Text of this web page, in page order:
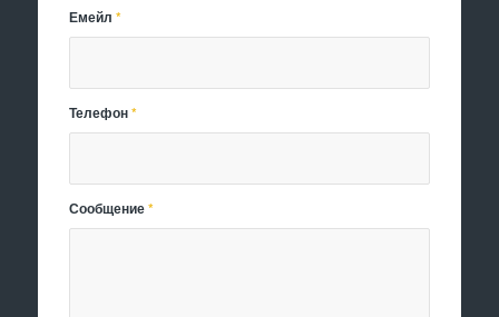
Емейл*
Телефон*
Сообщение*